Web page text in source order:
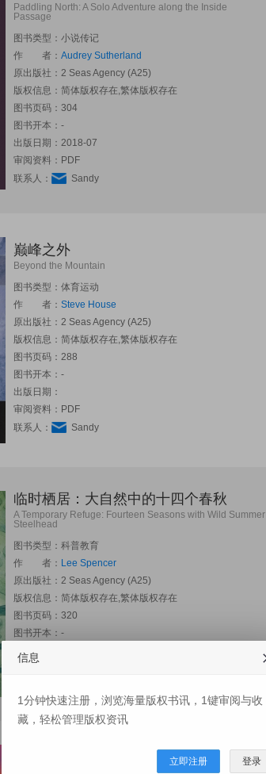
Paddling North: A Solo Adventure along the Inside
Passage
图书类型：小说传记
作 者： Audrey Sutherland
原出版社： 2 Seas Agency (A25)
版权信息：简体版权存在,繁体版权存在
图书页码：304
图书开本：-
出版日期：2018-07
审阅资料：PDF
联系人：
Sandy
巅峰之外
Beyond the Mountain
图书类型：体育运动
作 者： Steve House
原出版社： 2 Seas Agency (A25)
版权信息：简体版权存在,繁体版权存在
图书页码：288
图书开本：-
出版日期：
审阅资料：PDF
联系人：
Sandy
临时栖居：大自然中的十四个春秋
A Temporary Refuge: Fourteen Seasons with Wild Summer
Steelhead
图书类型：科普教育
作 者： Lee Spencer
原出版社： 2 Seas Agency (A25)
版权信息：简体版权存在,繁体版权存在
图书页码：320
图书开本：-
出版日期：2017-06
信息
1分钟快速注册，浏览海量版权书讯，1键审阅与收
藏，轻松管理版权资讯
立即注册 登录